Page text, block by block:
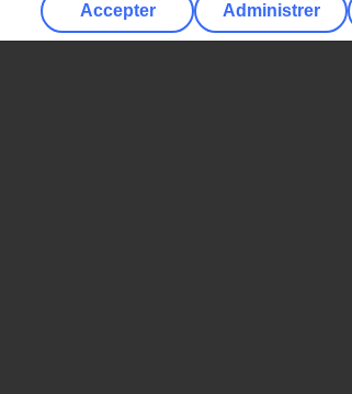
Accepter Administrer